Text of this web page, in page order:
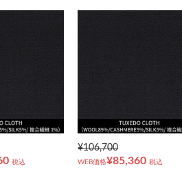
税込
¥106,700
WEB価格¥85,360 税込